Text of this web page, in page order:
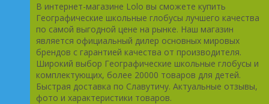
В интернет-магазине Lolo вы сможете купить
Географические школьные глобусы лучшего качества
по самой выгодной цене на рынке. Наш магазин
является официальный дилер основных мировых
брендов с гарантией качества от производителя.
Широкий выбор Географические школьные глобусы и
комплектующих, более 20000 товаров для детей.
Быстрая доставка по Славутичу. Актуальные отзывы,
фото и характеристики товаров.